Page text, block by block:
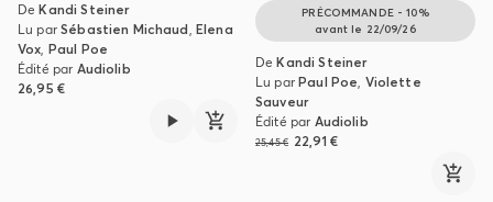
DeKandi Steiner
Lu parSébastien Michaud, Elena
Vox, Paul Poe
Édité par Audiolib
26,95 €
PRÉCOMMANDE - 10%
avant le 22/09/26
DeKandi Steiner
Lu parPaul Poe Violette
Sauveur
Édité par Audiolib
25,45 € 22,91 €